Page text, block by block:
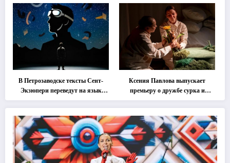
втором этапе фестиваля
«Монокль»
В Петрозаводске тексты Сент-
Экзюпери переведут на язык
современной хореографии
Ксения Павлова выпускает
премьеру о дружбе сурка и
одуванчика